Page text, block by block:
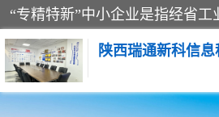
陕西瑞通新科信